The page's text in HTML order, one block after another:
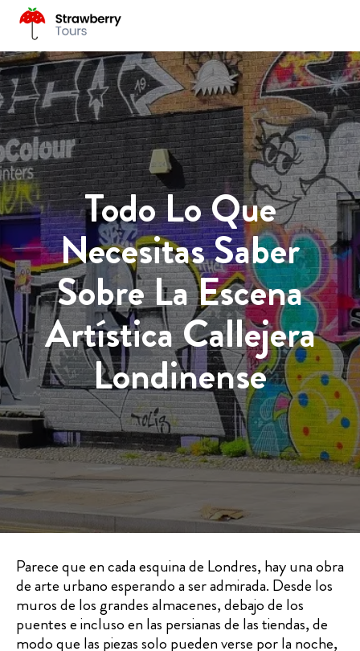
Todo Lo Que
Necesitas Saber
Sobre La Escena
Artística Callejera
Londinense
Parece que en cada esquina de Londres, hay una obra
de arte urbano esperando a ser admirada. Desde los
muros de los grandes almacenes, debajo de los
puentes e incluso en las persianas de las tiendas, de
modo que las piezas solo pueden verse por la noche,